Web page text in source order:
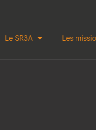
Le SR3A Les